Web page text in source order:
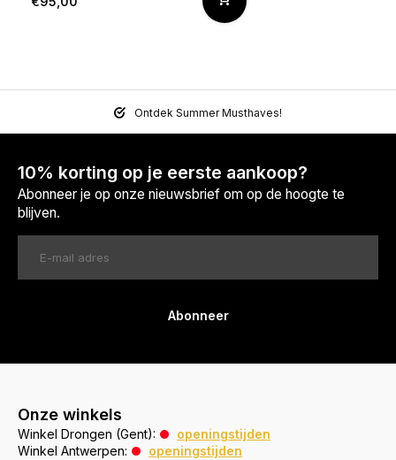
Ontdek Summer Musthaves!
10% korting op je eerste aankoop?
Abonneer je op onze nieuwsbrief om op de hoogte te
blijven.
Abonneer
Onze winkels
Winkel Drongen (Gent):
openingstijden
Winkel Antwerpen:
openingstijden